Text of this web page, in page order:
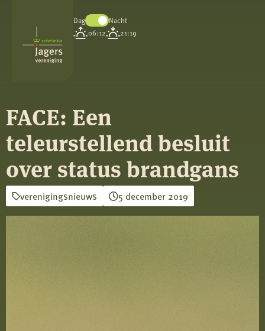
Koninklijke
Nederlandse
Jagersvereniging
Dag
Nacht
06:12
21:19
FACE: Een
teleurstellend besluit
over status brandgans
verenigingsnieuws 5 december 2019